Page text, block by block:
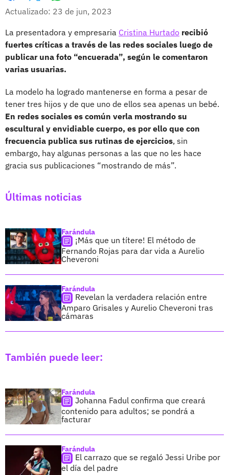
Facebook
X
Actualizado: 23 de jun, 2023
La presentadora y empresaria Cristina Hurtado recibió
fuertes críticas a través de las redes sociales luego de
publicar una foto “encuerada”, según le comentaron
varias usuarias.
La modelo ha logrado mantenerse en forma a pesar de
tener tres hijos y de que uno de ellos sea apenas un bebé.
En redes sociales es común verla mostrando su
escultural y envidiable cuerpo, es por ello que con
frecuencia publica sus rutinas de ejercicios, sin
embargo, hay algunas personas a las que no les hace
gracia sus publicaciones “mostrando de más”.
Últimas noticias
Farándula
¡Más que un títere! El método de
Fernando Rojas para dar vida a Aurelio
Cheveroni
Farándula
Revelan la verdadera relación entre
Amparo Grisales y Aurelio Cheveroni tras
cámaras
También puede leer:
Farándula
Johanna Fadul confirma que creará
contenido para adultos; se pondrá a
facturar
Farándula
El carrazo que se regaló Jessi Uribe por
el día del padre